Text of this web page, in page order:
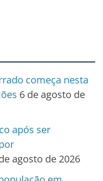
começa nesta
6 de agosto de
após ser
agosto de 2026